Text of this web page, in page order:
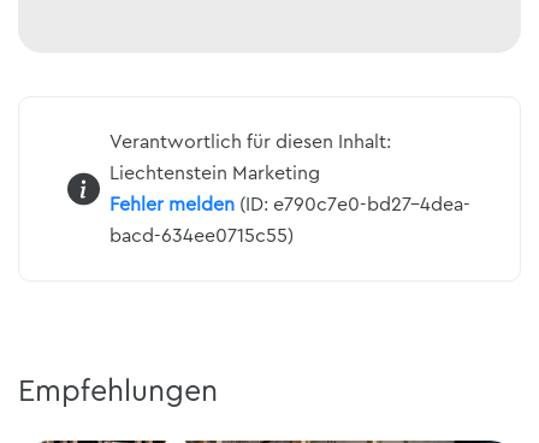
Verantwortlich für diesen Inhalt:
Liechtenstein Marketing
Fehler melden(ID: e790c7e0-bd27-4dea-
bacd-634ee0715c55)
Empfehlungen